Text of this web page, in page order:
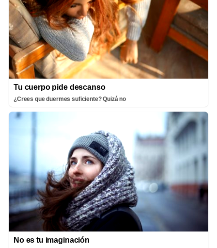
Tu cuerpo pide descanso
¿Crees que duermes suficiente? Quizá no
No es tu imaginación